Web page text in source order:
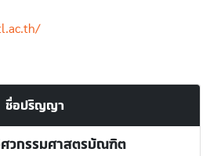
ชื่อปริญญา
วกรรมศาสตรบัณฑิต